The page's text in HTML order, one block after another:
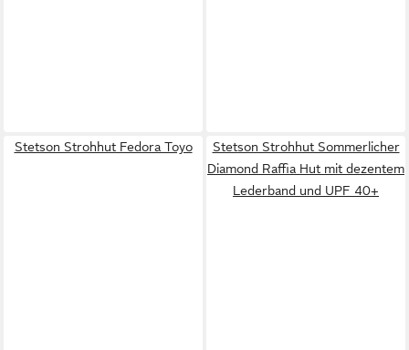
Stetson Strohhut Fedora Toyo
Stetson Strohhut Sommerlicher
Diamond Raffia Hut mit dezentem
Lederband und UPF 40+